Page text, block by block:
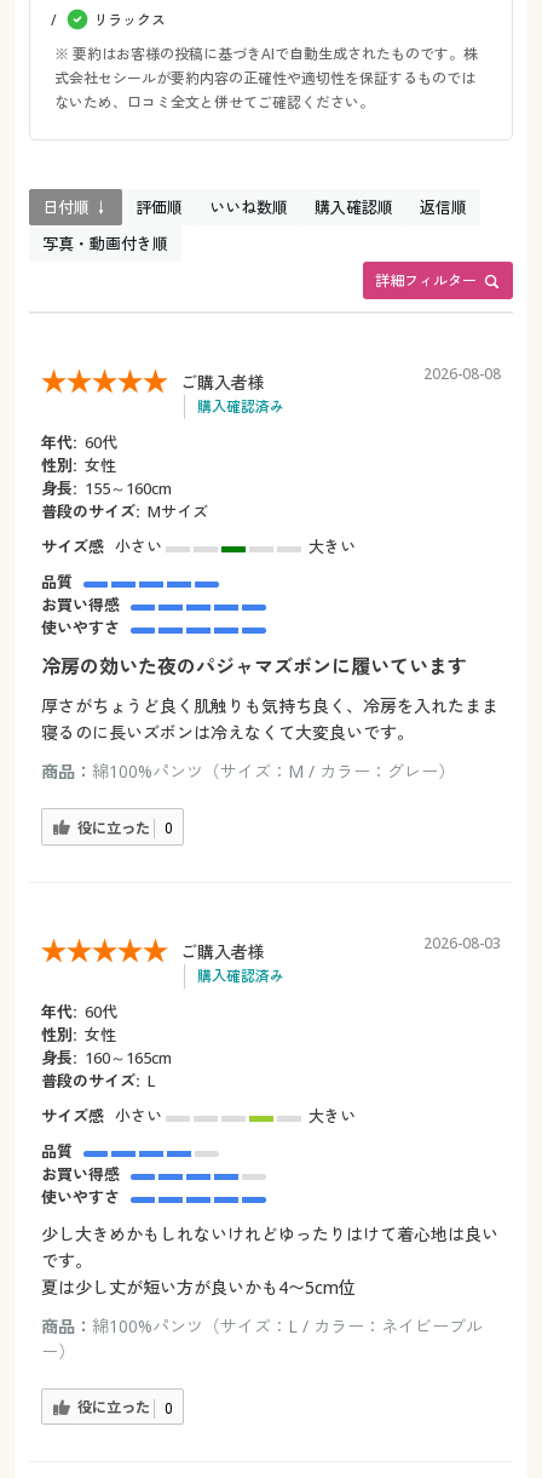
リラックス
※ 要約はお客様の投稿に基づきAIで自動生成されたものです。株
式会社セシールが要約内容の正確性や適切性を保証するものでは
ないため、口コミ全文と併せてご確認ください。
詳細フィルター
日付順 ↓ 評価順 いいね数順 購入確認順
返信順
写真・動画付き順
ご購入者様
購入確認済み
2026-08-08
年代: 60代
性別: 女性
身長: 155～160cm
普段のサイズ: Mサイズ
サイズ感 小さい
大きい
品質
お買い得感
使いやすさ
冷房の効いた夜のパジャマズボンに履いています
厚さがちょうど良く肌触りも気持ち良く、冷房を入れたまま
寝るのに長いズボンは冷えなくて大変良いです。
商品： 綿100%パンツ（サイズ：M / カラー：グレー）
役に立った 0
ご購入者様
購入確認済み
2026-08-03
年代: 60代
性別: 女性
身長: 160～165cm
普段のサイズ: L
サイズ感 小さい
大きい
品質
お買い得感
使いやすさ
少し大きめかもしれないけれどゆったりはけて着心地は良い
です。
夏は少し丈が短い方が良いかも4〜5cm位
商品： 綿100%パンツ（サイズ：L / カラー：ネイビーブル
ー）
役に立った 0